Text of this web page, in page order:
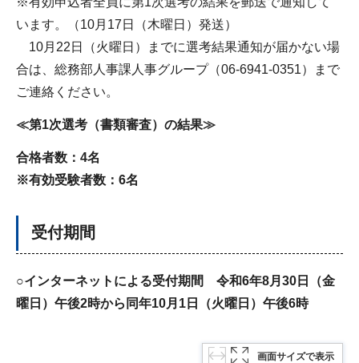
います。（10月17日（木曜日）発送）
10月22日（火曜日）までに選考結果通知が届かない場
合は、総務部人事課人事グループ（06-6941-0351）まで
ご連絡ください。
≪第1次選考（書類審査）の結果≫
合格者数：4名
※有効受験者数：6名
受付期間
○インターネットによる受付期間 令和6年8月30日（金
曜日）午後2時から同年10月1日（火曜日）午後6時
画面サイズで表示